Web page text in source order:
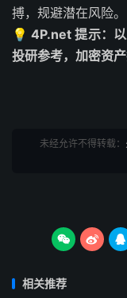
搏，规避潜在风险。
💡 4P.net 提示：
投研参考，加密资
未经允许不得转载：
  
相关推荐